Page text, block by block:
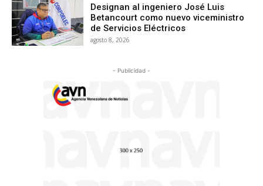
Designan al ingeniero José Luis
Betancourt como nuevo viceministro
de Servicios Eléctricos
agosto 8, 2026
- Publicidad -